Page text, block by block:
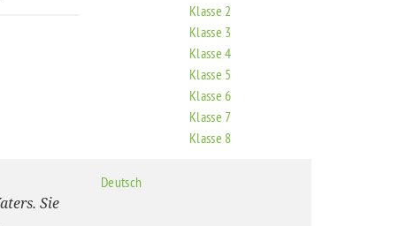
Klasse 2
Klasse 3
Klasse 4
Klasse 5
Klasse 6
Klasse 7
Klasse 8
Sie
Deutsch